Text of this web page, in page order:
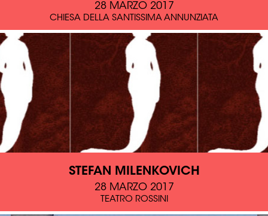
28 MARZO 2017
CHIESA DELLA SANTISSIMA ANNUNZIATA
STEFAN MILENKOVICH
28 MARZO 2017
TEATRO ROSSINI